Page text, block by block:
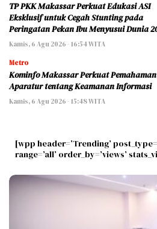
TP PKK Makassar Perkuat Edukasi ASI
Eksklusif untuk Cegah Stunting pada
Peringatan Pekan Ibu Menyusui Dunia
Kamis, 6 Agu 2026 - 16:54 WITA
Metro
Kominfo Makassar Perkuat Pemahaman
Aparatur tentang Keamanan Informasi
Kamis, 6 Agu 2026 - 15:48 WITA
[wpp header=’Trending’
range=’all’ order_by=’views’